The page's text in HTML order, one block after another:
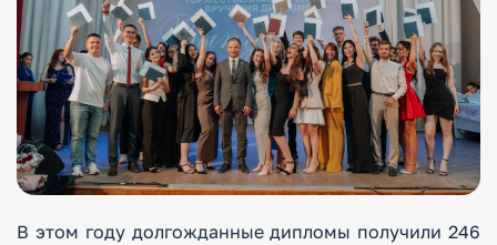
В этом году долгожданные дипломы получили 246